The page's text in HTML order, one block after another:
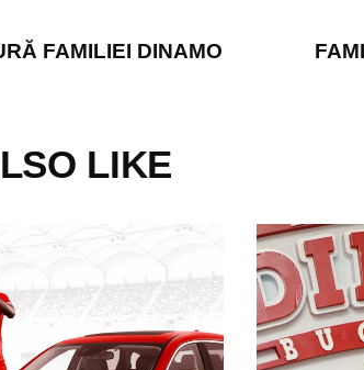
FAMILIEI DINAMO
LIKE